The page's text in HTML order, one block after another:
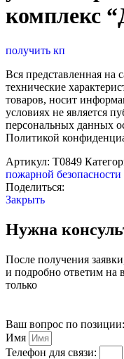
комплекс
получить кп
Вся представленная на
технические
товаров, носит
условиях не является
персональных данных
Политикой
Артикул: Т0849
пожарной
Поделиться:
Закрыть
Нужна
После получения
и подробно ответим на
только
Ваш вопрос по позиции:
Имя
Телефон для связи: